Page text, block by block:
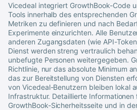
Vicedealintegriert GrowthBook-Code
Tools innerhalb des entsprechenden
Metriken zu definieren und nach
Experimente einzurichten. Alle
anderen Zugangsdaten (wie API-
Dienst werden streng vertraulich
unbefugte Personen weitergegeben.
Richtlinie, nur das absolute Minimum
das zur Bereitstellung von Diensten
von Vicedeal-Benutzern bleiben lokal
Infrastruktur. Detaillierte
GrowthBook-Sicherheitsseite und in